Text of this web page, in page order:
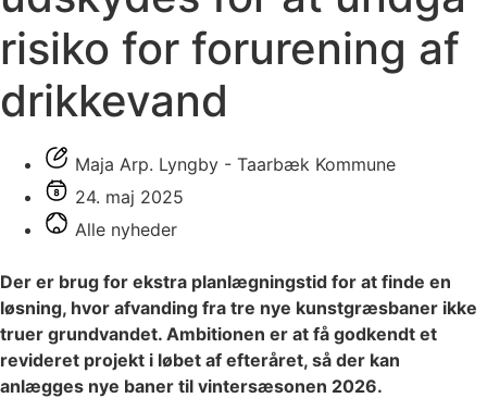
risiko for forurening af
drikkevand
Maja Arp. Lyngby - Taarbæk Kommune
24. maj 2025
Alle nyheder
Der er brug for ekstra planlægningstid for at finde en
løsning, hvor afvanding fra tre nye kunstgræsbaner ikke
truer grundvandet. Ambitionen er at få godkendt et
revideret projekt i løbet af efteråret, så der kan
anlægges nye baner til vintersæsonen 2026.